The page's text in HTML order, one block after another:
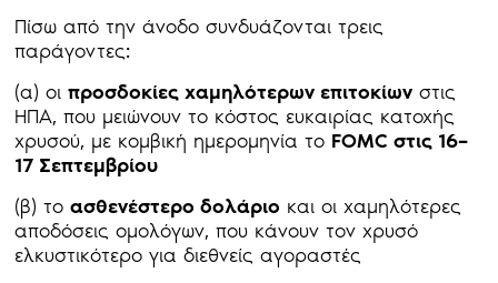
Πίσω από την άνοδο συνδυάζονται τρεις
παράγοντες:
(α) οιπροσδοκίες χαμηλότερων επιτοκίων στις
ΗΠΑ, που μειώνουν το κόστος ευκαιρίας κατοχής
χρυσού, με κομβική ημερομηνία το FOMC στις 16–
17 Σεπτεμβρίου
(β) τοασθενέστερο δολάριο και οι χαμηλότερες
αποδόσεις ομολόγων, που κάνουν τον χρυσό
ελκυστικότερο για διεθνείς αγοραστές